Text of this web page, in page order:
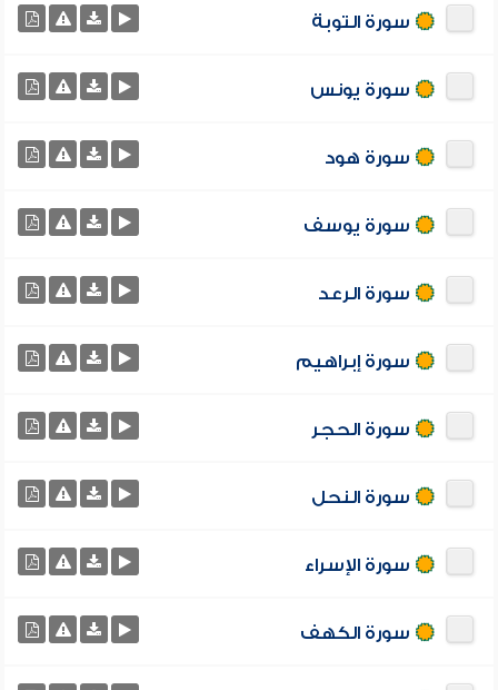
سورة التوبة
سورة يونس
سورة هود
سورة يوسف
سورة الرعد
سورة إبراهيم
سورة الحجر
سورة النحل
سورة الإسراء
سورة الكهف